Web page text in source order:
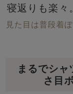
寝返りも楽々
見た目は普段着
まるでシ
さ目